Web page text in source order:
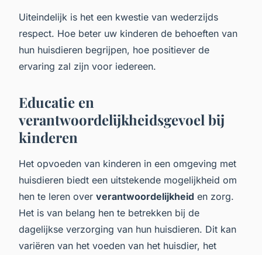
Uiteindelijk is het een kwestie van wederzijds
respect. Hoe beter uw kinderen de behoeften van
hun huisdieren begrijpen, hoe positiever de
ervaring zal zijn voor iedereen.
Educatie en
verantwoordelijkheidsgevoel bij
kinderen
Het opvoeden van kinderen in een omgeving met
huisdieren biedt een uitstekende mogelijkheid om
hen te leren over verantwoordelijkheid en zorg.
Het is van belang hen te betrekken bij de
dagelijkse verzorging van hun huisdieren. Dit kan
variëren van het voeden van het huisdier, het